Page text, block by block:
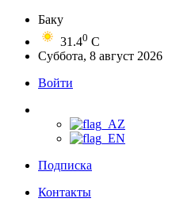
Баку
31.40 C
Суббота, 8 август 2026
Войти
Подписка
Контакты